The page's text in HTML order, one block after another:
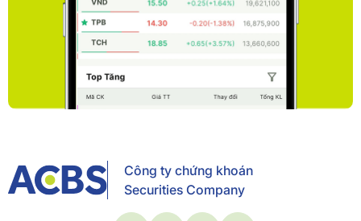
Công ty chứng khoán
Securities Company